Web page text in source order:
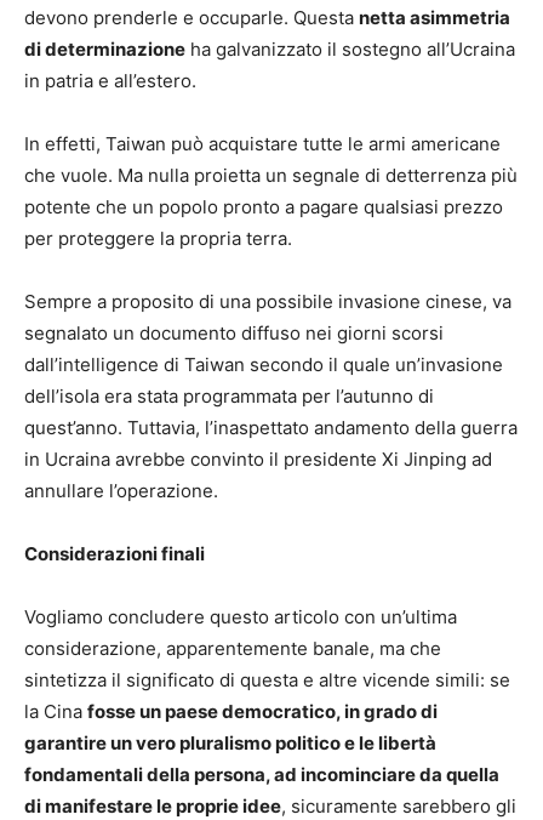
devono prenderle e occuparle. Questa netta asimmetria
di determinazione ha galvanizzato il sostegno all’Ucraina
in patria e all’estero.
In effetti, Taiwan può acquistare tutte le armi americane
che vuole. Ma nulla proietta un segnale di detterrenza più
potente che un popolo pronto a pagare qualsiasi prezzo
per proteggere la propria terra.
Sempre a proposito di una possibile invasione cinese, va
segnalato un documento diffuso nei giorni scorsi
dall’intelligence di Taiwan secondo il quale un’invasione
dell’isola era stata programmata per l’autunno di
quest’anno. Tuttavia, l’inaspettato andamento della guerra
in Ucraina avrebbe convinto il presidente Xi Jinping ad
annullare l’operazione.
Considerazioni finali
Vogliamo concludere questo articolo con un’ultima
considerazione, apparentemente banale, ma che
sintetizza il significato di questa e altre vicende simili: se
la Cina fosse un paese democratico, in grado di
garantire un vero pluralismo politico e le libertà
fondamentali della persona, ad incominciare da quella
di manifestare le proprie idee, sicuramente sarebbero gli